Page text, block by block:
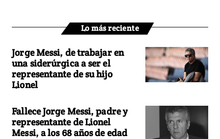
Lo más reciente
Jorge Messi, de trabajar en
una siderúrgica a ser el
representante de su hijo
Lionel
Fallece Jorge Messi, padre y
representante de Lionel
Messi, a los 68 años de edad